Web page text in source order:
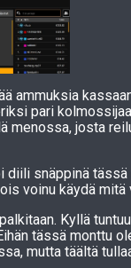
ammuksia
pari
menossa, josta
diili snäppinä
voinu käydä mitä
Kyllä
tässä monttu
mutta täältä